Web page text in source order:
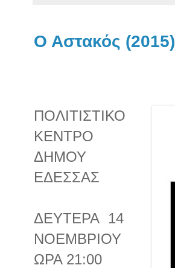
Ο Αστακός (2015)
ΠΟΛΙΤΙΣΤΙΚΟ
ΚΕΝΤΡΟ
ΔΗΜΟΥ
ΕΔΕΣΣΑΣ
ΔΕΥΤΕΡΑ 14
ΝΟΕΜΒΡΙΟΥ
ΩΡΑ 21:00